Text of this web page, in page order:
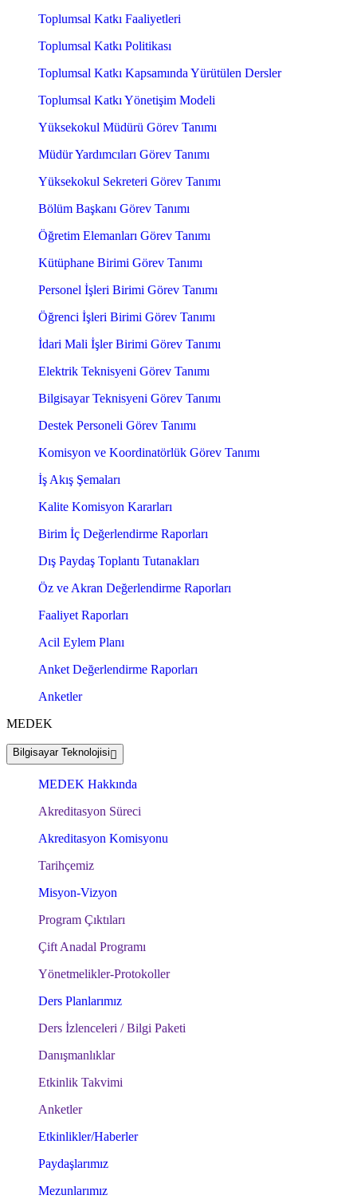
Toplumsal Katkı Faaliyetleri
Toplumsal Katkı Politikası
Toplumsal Katkı Kapsamında Yürütülen Dersler
Toplumsal Katkı Yönetişim Modeli
Yüksekokul Müdürü Görev Tanımı
Müdür Yardımcıları Görev Tanımı
Yüksekokul Sekreteri Görev Tanımı
Bölüm Başkanı Görev Tanımı
Öğretim Elemanları Görev Tanımı
Kütüphane Birimi Görev Tanımı
Personel İşleri Birimi Görev Tanımı
Öğrenci İşleri Birimi Görev Tanımı
İdari Mali İşler Birimi Görev Tanımı
Elektrik Teknisyeni Görev Tanımı
Bilgisayar Teknisyeni Görev Tanımı
Destek Personeli Görev Tanımı
Komisyon ve Koordinatörlük Görev Tanımı
İş Akış Şemaları
Kalite Komisyon Kararları
Birim İç Değerlendirme Raporları
Dış Paydaş Toplantı Tutanakları
Öz ve Akran Değerlendirme Raporları
Faaliyet Raporları
Acil Eylem Planı
Anket Değerlendirme Raporları
Anketler
MEDEK
Bilgisayar Teknolojisi
MEDEK Hakkında
Akreditasyon Süreci
Akreditasyon Komisyonu
Tarihçemiz
Misyon-Vizyon
Program Çıktıları
Çift Anadal Programı
Yönetmelikler-Protokoller
Ders Planlarımız
Ders İzlenceleri / Bilgi Paketi
Danışmanlıklar
Etkinlik Takvimi
Anketler
Etkinlikler/Haberler
Paydaşlarımız
Mezunlarımız